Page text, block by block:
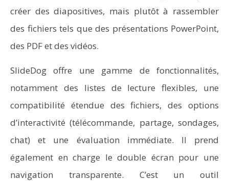
créer des diapositives, mais plutôt à rassembler
des fichiers tels que des présentations PowerPoint,
des PDF et des vidéos.
SlideDog offre une gamme de fonctionnalités,
notamment des listes de lecture flexibles, une
compatibilité étendue des fichiers, des options
d’interactivité (télécommande, partage, sondages,
chat) et une évaluation immédiate. Il prend
également en charge le double écran pour une
navigation transparente. C’est un outil